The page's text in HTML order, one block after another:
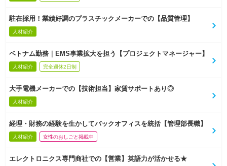
駐在採用！業績好調のプラスチックメーカーでの【品質管理】
人材紹介
ベトナム勤務｜EMS事業拡大を担う【プロジェクトマネージャー】
人材紹介 完全週休2日制
大手電機メーカーでの【技術担当】家賃サポートあり◎
人材紹介
経理・財務の経験を生かしてバックオフィスを統括【管理部長職】
人材紹介 女性のおしごと掲載中
エレクトロニクス専門商社での【営業】英語力が活かせる★